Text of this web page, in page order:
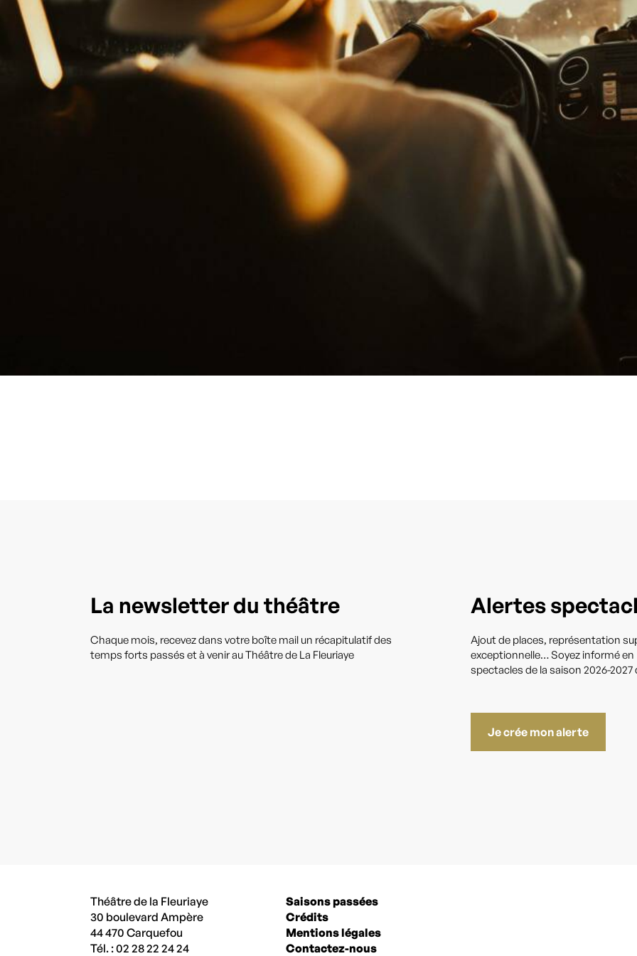
La newsletter du théâtre
Chaque mois, recevez dans votre boîte mail un récapitulatif des
temps forts passés et à venir au Théâtre de La Fleuriaye
Alertes
Ajout de places, représentation
exceptionnelle… Soyez informé
spectacles de la saison 2026-
Je crée mon alerte
Théâtre de la Fleuriaye
30 boulevard Ampère
44 470 Carquefou
Tél. : 02 28 22 24 24
Saisons passées
Crédits
Mentions légales
Contactez-nous